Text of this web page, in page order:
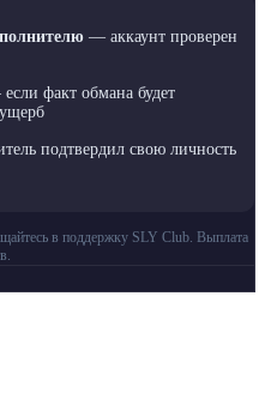
— аккаунт проверен
факт обмана будет
подтвердил свою личность
в поддержку SLY Club. Выплата